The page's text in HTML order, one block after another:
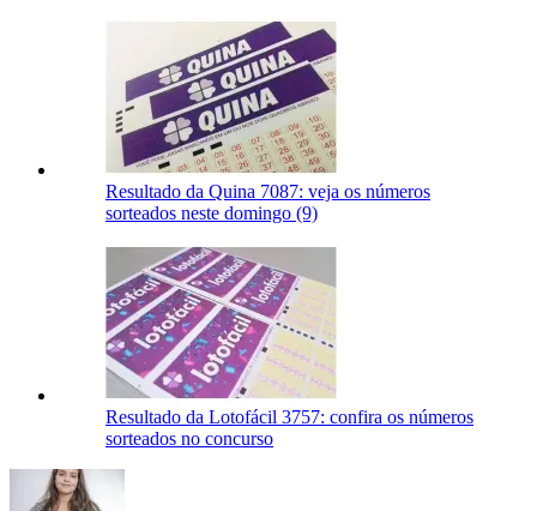
Resultado da Quina 7087: veja os números
sorteados neste domingo (9)
Resultado da Lotofácil 3757: confira os números
sorteados no concurso